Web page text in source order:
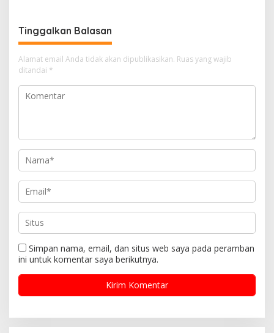
Tinggalkan Balasan
Alamat email Anda tidak akan dipublikasikan. Ruas yang wajib
ditandai *
Simpan nama, email, dan situs web saya pada peramban
ini untuk komentar saya berikutnya.